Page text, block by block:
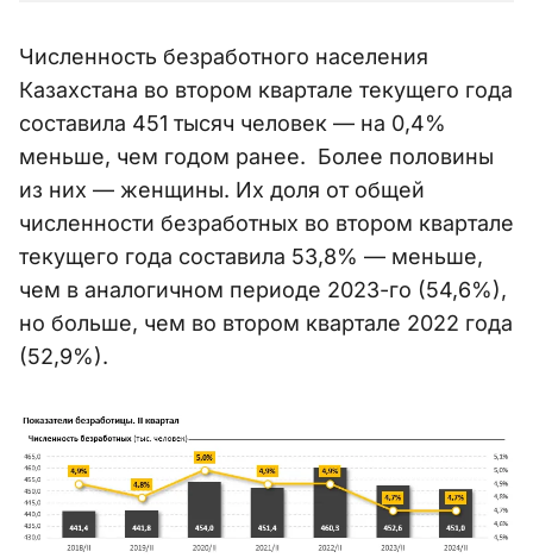
Численность безработного населения
Казахстана во втором квартале текущего года
составила 451 тысяч человек — на 0,4%
меньше, чем годом ранее. Более половины
из них — женщины. Их доля от общей
численности безработных во втором квартале
текущего года составила 53,8% — меньше,
чем в аналогичном периоде 2023-го (54,6%),
но больше, чем во втором квартале 2022 года
(52,9%).